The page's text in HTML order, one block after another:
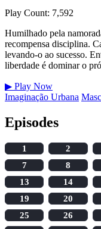
Play Count: 7,592
Humilhado pela
recompensa disciplina.
levando-o ao sucesso.
liberdade é dominar o
▶ Play Now
Imaginação Urbana
Episodes
1 2
7
8
13
14
19
20
25
26